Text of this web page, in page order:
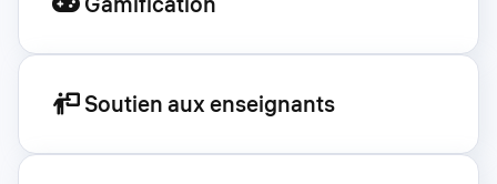
Soutien aux enseignants